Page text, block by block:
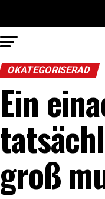
OKATEGORISERAD
Ein
groß